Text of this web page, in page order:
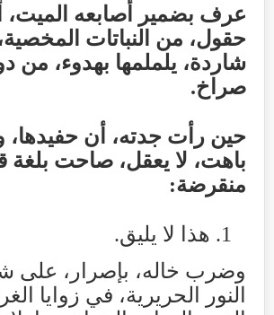
عرف بضمير أصابعه الميت،
حقول، من النباتات
شاردة، يلملمها بهدوء، من
صراخ.
حين رأت جدته، أن حفيدها،
باهت، لا يعقل، صاحت بلغة
منقرضة:
هذا لا يليق.
وضرب خاله، بإصرار،
النور الحريرية، في زوايا